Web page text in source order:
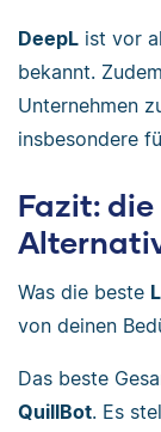
DeepL ist vor
bekannt.
Unternehmen
insbesondere
Fazit:
Was die beste
von deinen
Das beste
QuillBot. Es